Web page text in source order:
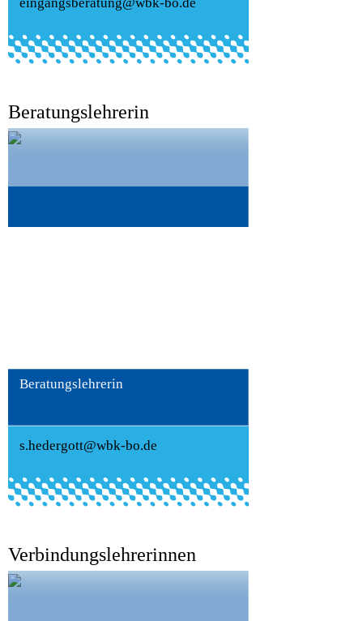
Beratungslehrerin
Beratungslehrerin
s.hedergott@wbk-bo.de
Verbindungslehrerinnen